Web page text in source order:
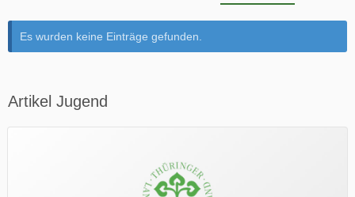
Es wurden keine Einträge gefunden.
Artikel Jugend